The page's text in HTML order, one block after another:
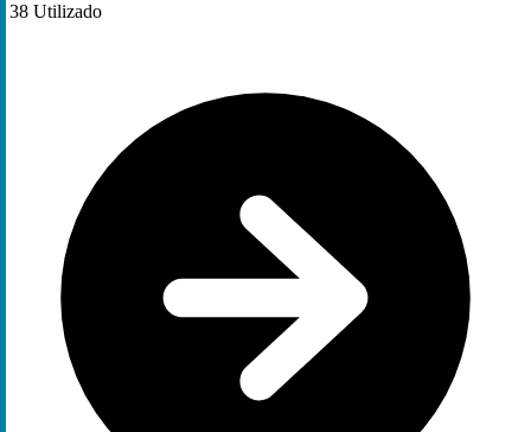
38 Utilizado